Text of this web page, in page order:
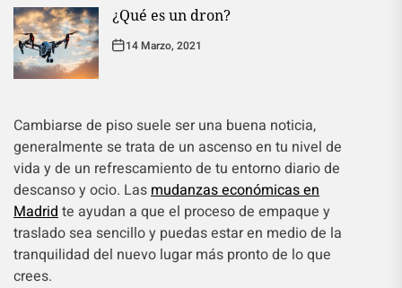
¿Qué es un dron?
14 Marzo, 2021
Cambiarse de piso suele ser una buena noticia,
generalmente se trata de un ascenso en tu nivel de
vida y de un refrescamiento de tu entorno diario de
descanso y ocio. Las mudanzas económicas en
Madrid te ayudan a que el proceso de empaque y
traslado sea sencillo y puedas estar en medio de la
tranquilidad del nuevo lugar más pronto de lo que
crees.